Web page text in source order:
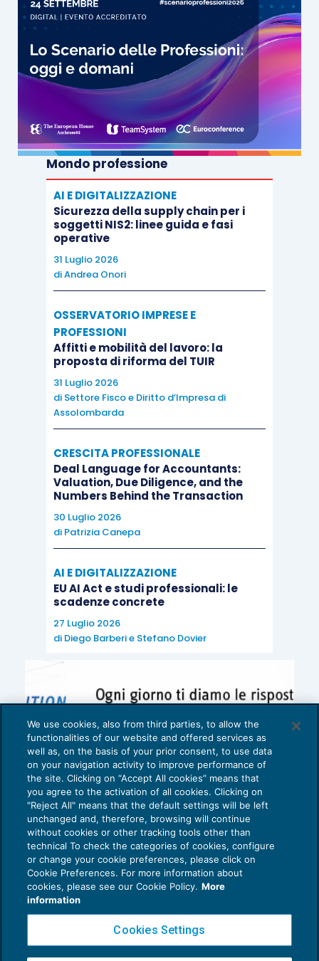
Mondo professione
AI E DIGITALIZZAZIONE
Sicurezza della supply chain per i
soggetti NIS2: linee guida e fasi
operative
31 Luglio 2026
diAndrea Onori
OSSERVATORIO IMPRESE E
PROFESSIONI
Affitti e mobilità del lavoro: la
proposta di riforma del TUIR
31 Luglio 2026
di Settore Fisco e Diritto d’Impresa di
Assolombarda
CRESCITA PROFESSIONALE
Deal Language for Accountants:
Valuation, Due Diligence, and the
Numbers Behind the Transaction
30 Luglio 2026
di Patrizia Canepa
AI E DIGITALIZZAZIONE
EU AI Act e studi professionali: le
scadenze concrete
27 Luglio 2026
di Diego Barberie Stefano Dovier
Privacy Policy
Cookie Policy
We use cookies, also from third parties, to allow the
functionalities of our website and offered services as
well as, on the basis of your prior consent, to use data
on your navigation activity to improve performance of
the site. Clicking on “Accept All cookies” means that
you agree to the activation of all cookies. Clicking on
"Reject All" means that the default settings will be left
unchanged and, therefore, browsing will continue
without cookies or other tracking tools other than
technical To check the categories of cookies, configure
or change your cookie preferences, please click on
Cookie Preferences. For more information about
cookies, please see our Cookie Policy. More
information
Cookies Settings